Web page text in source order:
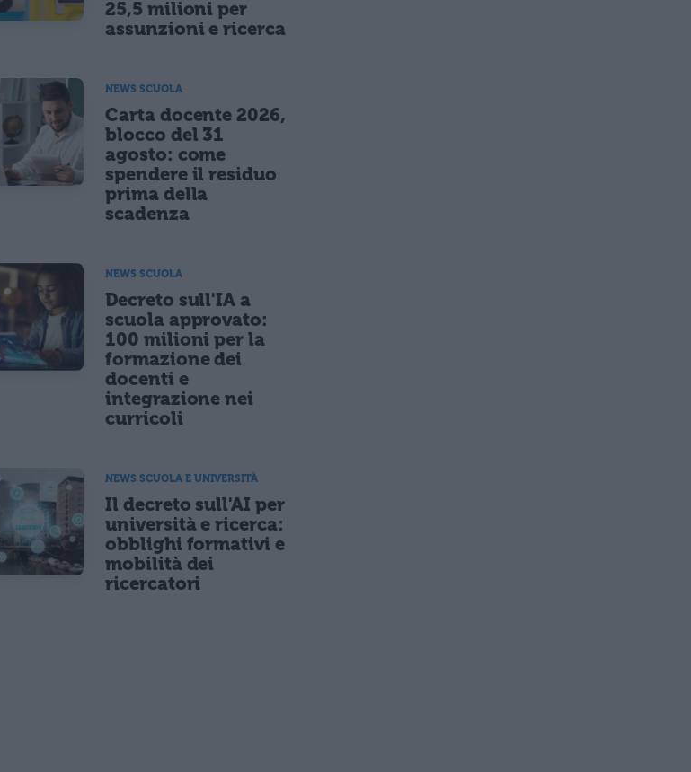
25,5 milioni per
assunzioni e ricerca
NEWS SCUOLA
Carta docente 2026,
blocco del 31
agosto: come
spendere il residuo
prima della
scadenza
NEWS SCUOLA
Decreto sull'IA a
scuola approvato:
100 milioni per la
formazione dei
docenti e
integrazione nei
curricoli
NEWS SCUOLA E UNIVERSITÀ
Il decreto sull'AI per
università e ricerca:
obblighi formativi e
mobilità dei
ricercatori